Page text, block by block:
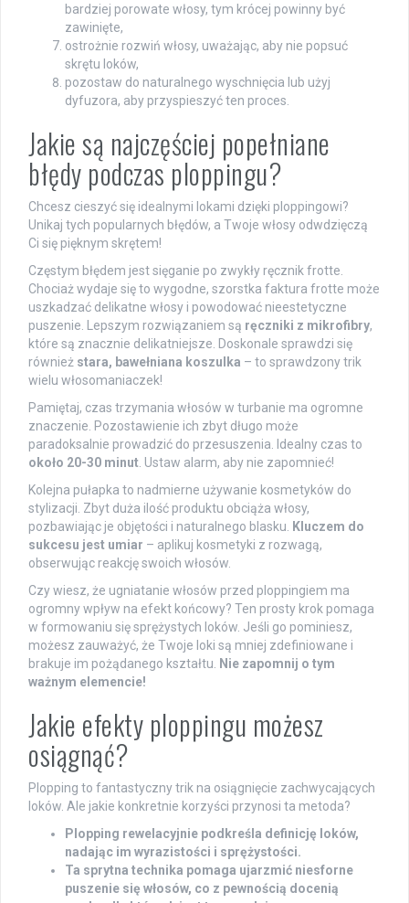
bardziej porowate włosy, tym krócej powinny być
zawinięte,
ostrożnie rozwiń włosy, uważając, aby nie popsuć
skrętu loków,
pozostaw do naturalnego wyschnięcia lub użyj
dyfuzora, aby przyspieszyć ten proces.
Jakie są najczęściej popełniane
błędy podczas ploppingu?
Chcesz cieszyć się idealnymi lokami dzięki ploppingowi?
Unikaj tych popularnych błędów, a Twoje włosy odwdzięczą
Ci się pięknym skrętem!
Częstym błędem jest sięganie po zwykły ręcznik frotte.
Chociaż wydaje się to wygodne, szorstka faktura frotte może
uszkadzać delikatne włosy i powodować nieestetyczne
puszenie. Lepszym rozwiązaniem są ręczniki z mikrofibry,
które są znacznie delikatniejsze. Doskonale sprawdzi się
również stara, bawełniana koszulka – to sprawdzony trik
wielu włosomaniaczek!
Pamiętaj, czas trzymania włosów w turbanie ma ogromne
znaczenie. Pozostawienie ich zbyt długo może
paradoksalnie prowadzić do przesuszenia. Idealny czas to
około 20-30 minut. Ustaw alarm, aby nie zapomnieć!
Kolejna pułapka to nadmierne używanie kosmetyków do
stylizacji. Zbyt duża ilość produktu obciąża włosy,
pozbawiając je objętości i naturalnego blasku. Kluczem do
sukcesu jest umiar – aplikuj kosmetyki z rozwagą,
obserwując reakcję swoich włosów.
Czy wiesz, że ugniatanie włosów przed ploppingiem ma
ogromny wpływ na efekt końcowy? Ten prosty krok pomaga
w formowaniu się sprężystych loków. Jeśli go pominiesz,
możesz zauważyć, że Twoje loki są mniej zdefiniowane i
brakuje im pożądanego kształtu. Nie zapomnij o tym
ważnym elemencie!
Jakie efekty ploppingu możesz
osiągnąć?
Plopping to fantastyczny trik na osiągnięcie zachwycających
loków. Ale jakie konkretnie korzyści przynosi ta metoda?
Plopping rewelacyjnie podkreśla definicję loków,
nadając im wyrazistości i sprężystości.
Ta sprytna technika pomaga ujarzmić niesforne
puszenie się włosów, co z pewnością docenią